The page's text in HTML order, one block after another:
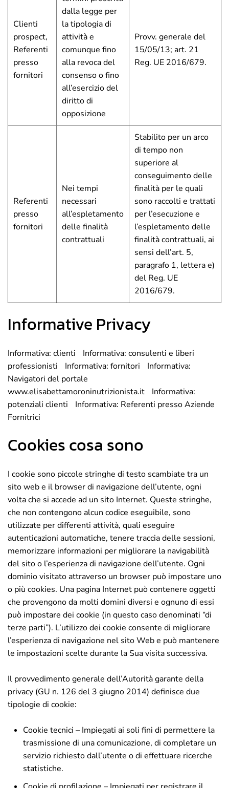
Clienti
prospect,
Referenti
presso
fornitori
dalla legge per
la tipologia di
attività e
comunque fino
alla revoca del
consenso o fino
all’esercizio del
diritto di
opposizione
Provv. generale del
15/05/13; art. 21
Reg. UE 2016/679.
Referenti
presso
fornitori
Nei tempi
necessari
all’espletamento
delle finalità
contrattuali
Stabilito per un arco
di tempo non
superiore al
conseguimento delle
finalità per le quali
sono raccolti e trattati
per l’esecuzione e
l’espletamento delle
finalità contrattuali, ai
sensi dell’art. 5,
paragrafo 1, lettera e)
del Reg. UE
2016/679.
Informative Privacy
Informativa: clienti
Informativa: consulenti e liberi
professionisti
Informativa: fornitori
Informativa:
Navigatori del portale
www.elisabettamoroninutrizionista.it
Informativa:
potenziali clienti
Informativa: Referenti presso Aziende
Fornitrici
Cookies cosa sono
I cookie sono piccole stringhe di testo scambiate tra un
sito web e il browser di navigazione dell’utente, ogni
volta che si accede ad un sito Internet. Queste stringhe,
che non contengono alcun codice eseguibile, sono
utilizzate per differenti attività, quali eseguire
autenticazioni automatiche, tenere traccia delle sessioni,
memorizzare informazioni per migliorare la navigabilità
del sito o l’esperienza di navigazione dell’utente. Ogni
dominio visitato attraverso un browser può impostare uno
o più cookies. Una pagina Internet può contenere oggetti
che provengono da molti domini diversi e ognuno di essi
può impostare dei cookie (in questo caso denominati “di
terze parti”). L’utilizzo dei cookie consente di migliorare
l’esperienza di navigazione nel sito Web e può mantenere
le impostazioni scelte durante la Sua visita successiva.
Il provvedimento generale dell’Autorità garante della
privacy (GU n. 126 del 3 giugno 2014) definisce due
tipologie di cookie:
Cookie tecnici – Impiegati ai soli fini di permettere la
trasmissione di una comunicazione, di completare un
servizio richiesto dall’utente o di effettuare ricerche
statistiche.